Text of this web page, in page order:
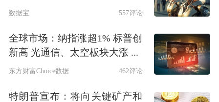
数据宝 557评论
全球市场：纳指涨超1% 标普创
新高 光通信、太空板块大涨 ...
东方财富Choice数据 462评论
特朗普宣布：将向关键矿产和